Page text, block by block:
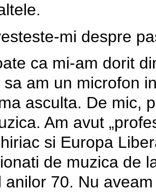
mi despre
ca mi-am dorit
am un microfon
asculta. De mic,
Am avut
si Europa
de muzica de
anilor 70. Nu